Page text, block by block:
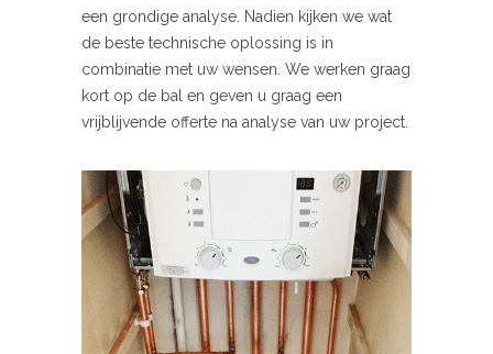
een grondige analyse. Nadien kijken we wat
de beste technische oplossing is in
combinatie met uw wensen. We werken graag
kort op de bal en geven u graag een
vrijblijvende offerte na analyse van uw project.